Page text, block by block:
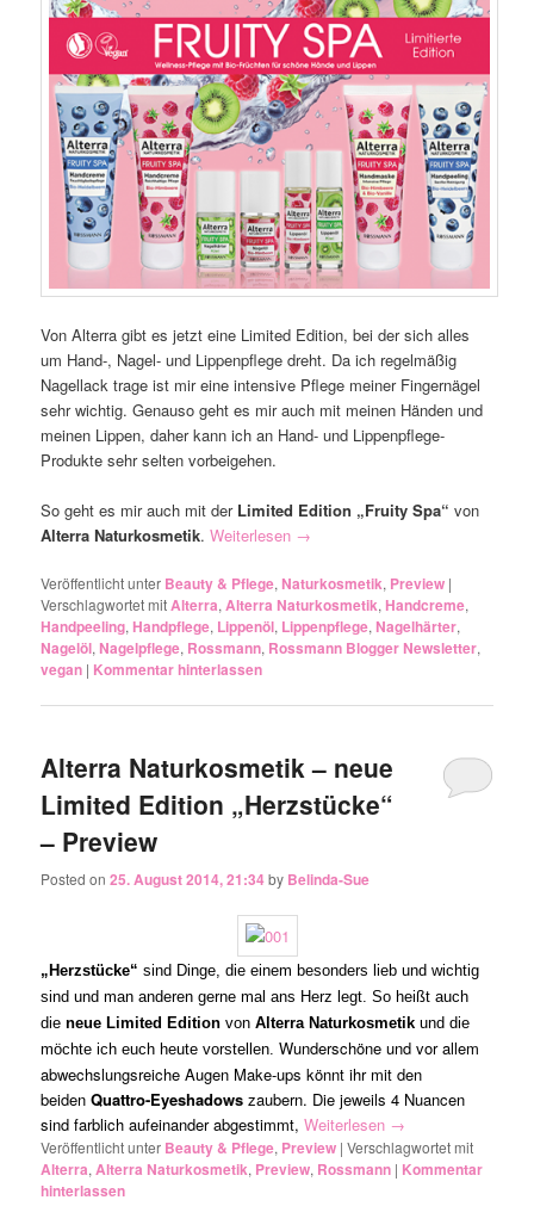
Von Alterra gibt es jetzt eine Limited Edition, bei der sich alles
um Hand-, Nagel- und Lippenpflege dreht. Da ich regelmäßig
Nagellack trage ist mir eine intensive Pflege meiner Fingernägel
sehr wichtig. Genauso geht es mir auch mit meinen Händen und
meinen Lippen, daher kann ich an Hand- und Lippenpflege-
Produkte sehr selten vorbeigehen.
So geht es mir auch mit der Limited Edition „Fruity Spa“ von
Alterra Naturkosmetik.Weiterlesen →
Veröffentlicht unter Beauty & Pflege,Naturkosmetik, Preview |
Verschlagwortet mitAlterra,Alterra Naturkosmetik,Handcreme,
Handpeeling,Handpflege, Lippenöl, Lippenpflege,Nagelhärter,
Nagelöl,Nagelpflege, Rossmann, Rossmann Blogger Newsletter,
vegan | Kommentar hinterlassen
Alterra Naturkosmetik – neue
Limited Edition „Herzstücke“
– Preview
Posted on25. August 2014, 21:34by Belinda-Sue
„Herzstücke“ sind Dinge, die einem besonders lieb und wichtig
sind und man anderen gerne mal ans Herz legt. So heißt auch
dieneue Limited Edition vonAlterra Naturkosmetik und die
möchte ich euch heute vorstellen.Wunderschöne und vor allem
abwechslungsreiche Augen Make-ups könnt ihr mit den
beidenQuattro-Eyeshadows zaubern. Die jeweils 4 Nuancen
sind farblich aufeinander abgestimmt,Weiterlesen →
Veröffentlicht unter Beauty & Pflege, Preview |Verschlagwortet mit
Alterra,Alterra Naturkosmetik, Preview, Rossmann | Kommentar
hinterlassen